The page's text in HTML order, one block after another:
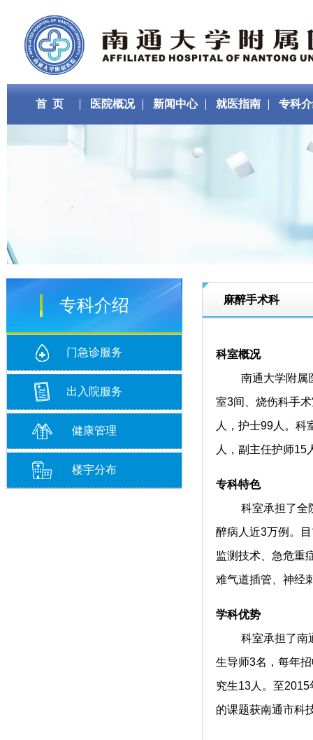
首 页 医院概况 新闻中心 就医指南 专科
专科介绍
门急诊服务
出入院服务
健康管理
楼宇分布
麻醉手术科
科室概况
南通大学附属医
室3间、烧伤科手
人，护士99人。科
人，副主任护师15
专科特色
科室承担了全院
醉病人近3万例。
监测技术、急危重
难气道插管、神经
学科优势
科室承担了南通
生导师3名，每年
究生13人。至
的课题获南通市科